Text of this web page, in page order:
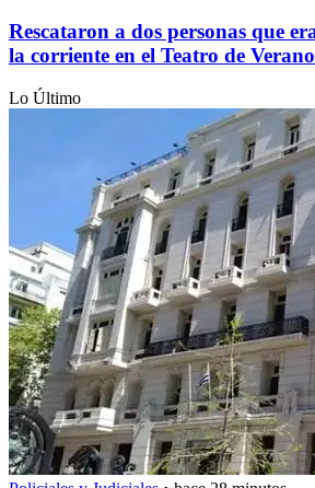
Rescataron a dos personas que
la corriente en el Teatro de
Lo Último